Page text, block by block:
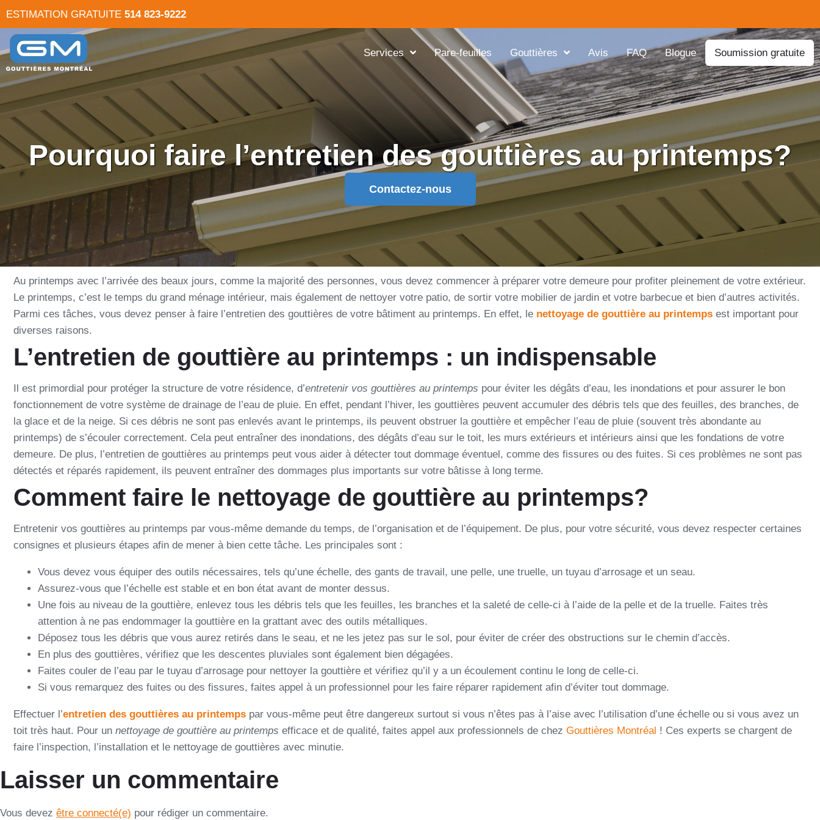
ESTIMATION GRATUITE 514 823-9222
Services Pare-feuilles Gouttières Avis FAQ Blogue Soumission gratuite
Pourquoi faire l’entretien des gouttières au printemps?
Contactez-nous
Au printemps avec l’arrivée des beaux jours, comme la majorité des personnes, vous devez commencer à préparer votre demeure pour profiter pleinement de votre extérieur.
Le printemps, c’est le temps du grand ménage intérieur, mais également de nettoyer votre patio, de sortir votre mobilier de jardin et votre barbecue et bien d’autres activités.
Parmi ces tâches, vous devez penser à faire l’entretien des gouttières de votre bâtiment au printemps. En effet, le nettoyage de gouttière au printemps est important pour
diverses raisons.
L’entretien de gouttière au printemps : un indispensable
Il est primordial pour protéger la structure de votre résidence, d’entretenir vos gouttières au printemps pour éviter les dégâts d’eau, les inondations et pour assurer le bon
fonctionnement de votre système de drainage de l’eau de pluie. En effet, pendant l’hiver, les gouttières peuvent accumuler des débris tels que des feuilles, des branches, de
la glace et de la neige. Si ces débris ne sont pas enlevés avant le printemps, ils peuvent obstruer la gouttière et empêcher l’eau de pluie (souvent très abondante au
printemps) de s’écouler correctement. Cela peut entraîner des inondations, des dégâts d’eau sur le toit, les murs extérieurs et intérieurs ainsi que les fondations de votre
demeure. De plus, l’entretien de gouttières au printemps peut vous aider à détecter tout dommage éventuel, comme des fissures ou des fuites. Si ces problèmes ne sont pas
détectés et réparés rapidement, ils peuvent entraîner des dommages plus importants sur votre bâtisse à long terme.
Comment faire le nettoyage de gouttière au printemps?
Entretenir vos gouttières au printemps par vous-même demande du temps, de l’organisation et de l’équipement. De plus, pour votre sécurité, vous devez respecter certaines
consignes et plusieurs étapes afin de mener à bien cette tâche. Les principales sont :
Vous devez vous équiper des outils nécessaires, tels qu’une échelle, des gants de travail, une pelle, une truelle, un tuyau d’arrosage et un seau.
Assurez-vous que l’échelle est stable et en bon état avant de monter dessus.
Une fois au niveau de la gouttière, enlevez tous les débris tels que les feuilles, les branches et la saleté de celle-ci à l’aide de la pelle et de la truelle. Faites très
attention à ne pas endommager la gouttière en la grattant avec des outils métalliques.
Déposez tous les débris que vous aurez retirés dans le seau, et ne les jetez pas sur le sol, pour éviter de créer des obstructions sur le chemin d’accès.
En plus des gouttières, vérifiez que les descentes pluviales sont également bien dégagées.
Faites couler de l’eau par le tuyau d’arrosage pour nettoyer la gouttière et vérifiez qu’il y a un écoulement continu le long de celle-ci.
Si vous remarquez des fuites ou des fissures, faites appel à un professionnel pour les faire réparer rapidement afin d’éviter tout dommage.
Effectuer l’entretien des gouttières au printemps par vous-même peut être dangereux surtout si vous n’êtes pas à l’aise avec l’utilisation d’une échelle ou si vous avez un
toit très haut. Pour un nettoyage de gouttière au printemps efficace et de qualité, faites appel aux professionnels de chez Gouttières Montréal ! Ces experts se chargent de
faire l’inspection, l’installation et le nettoyage de gouttières avec minutie.
Laisser un commentaire
Vous devez être connecté(e) pour rédiger un commentaire.